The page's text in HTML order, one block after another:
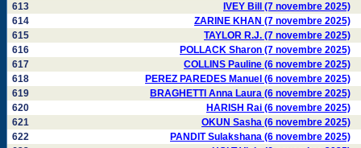
613
IVEY Bill (7 novembre 2025)
614
ZARINE KHAN (7 novembre 2025)
615
TAYLOR R.J. (7 novembre 2025)
616
POLLACK Sharon (7 novembre 2025)
617
COLLINS Pauline (6 novembre 2025)
618
PEREZ PAREDES Manuel (6 novembre 2025)
619
BRAGHETTI Anna Laura (6 novembre 2025)
620
HARISH Rai (6 novembre 2025)
621
OKUN Sasha (6 novembre 2025)
622
PANDIT Sulakshana (6 novembre 2025)